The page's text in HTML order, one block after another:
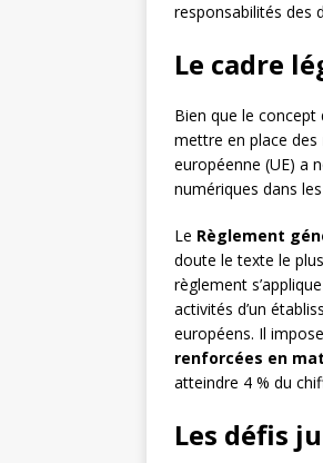
responsabilités des
Le cadre
Bien que le
mettre en place des
européenne (UE) a
numériques dans
Le Règlement
doute le texte le
règlement
activités d’un
européens. Il
renforcées en
atteindre 4 % du
Les défis